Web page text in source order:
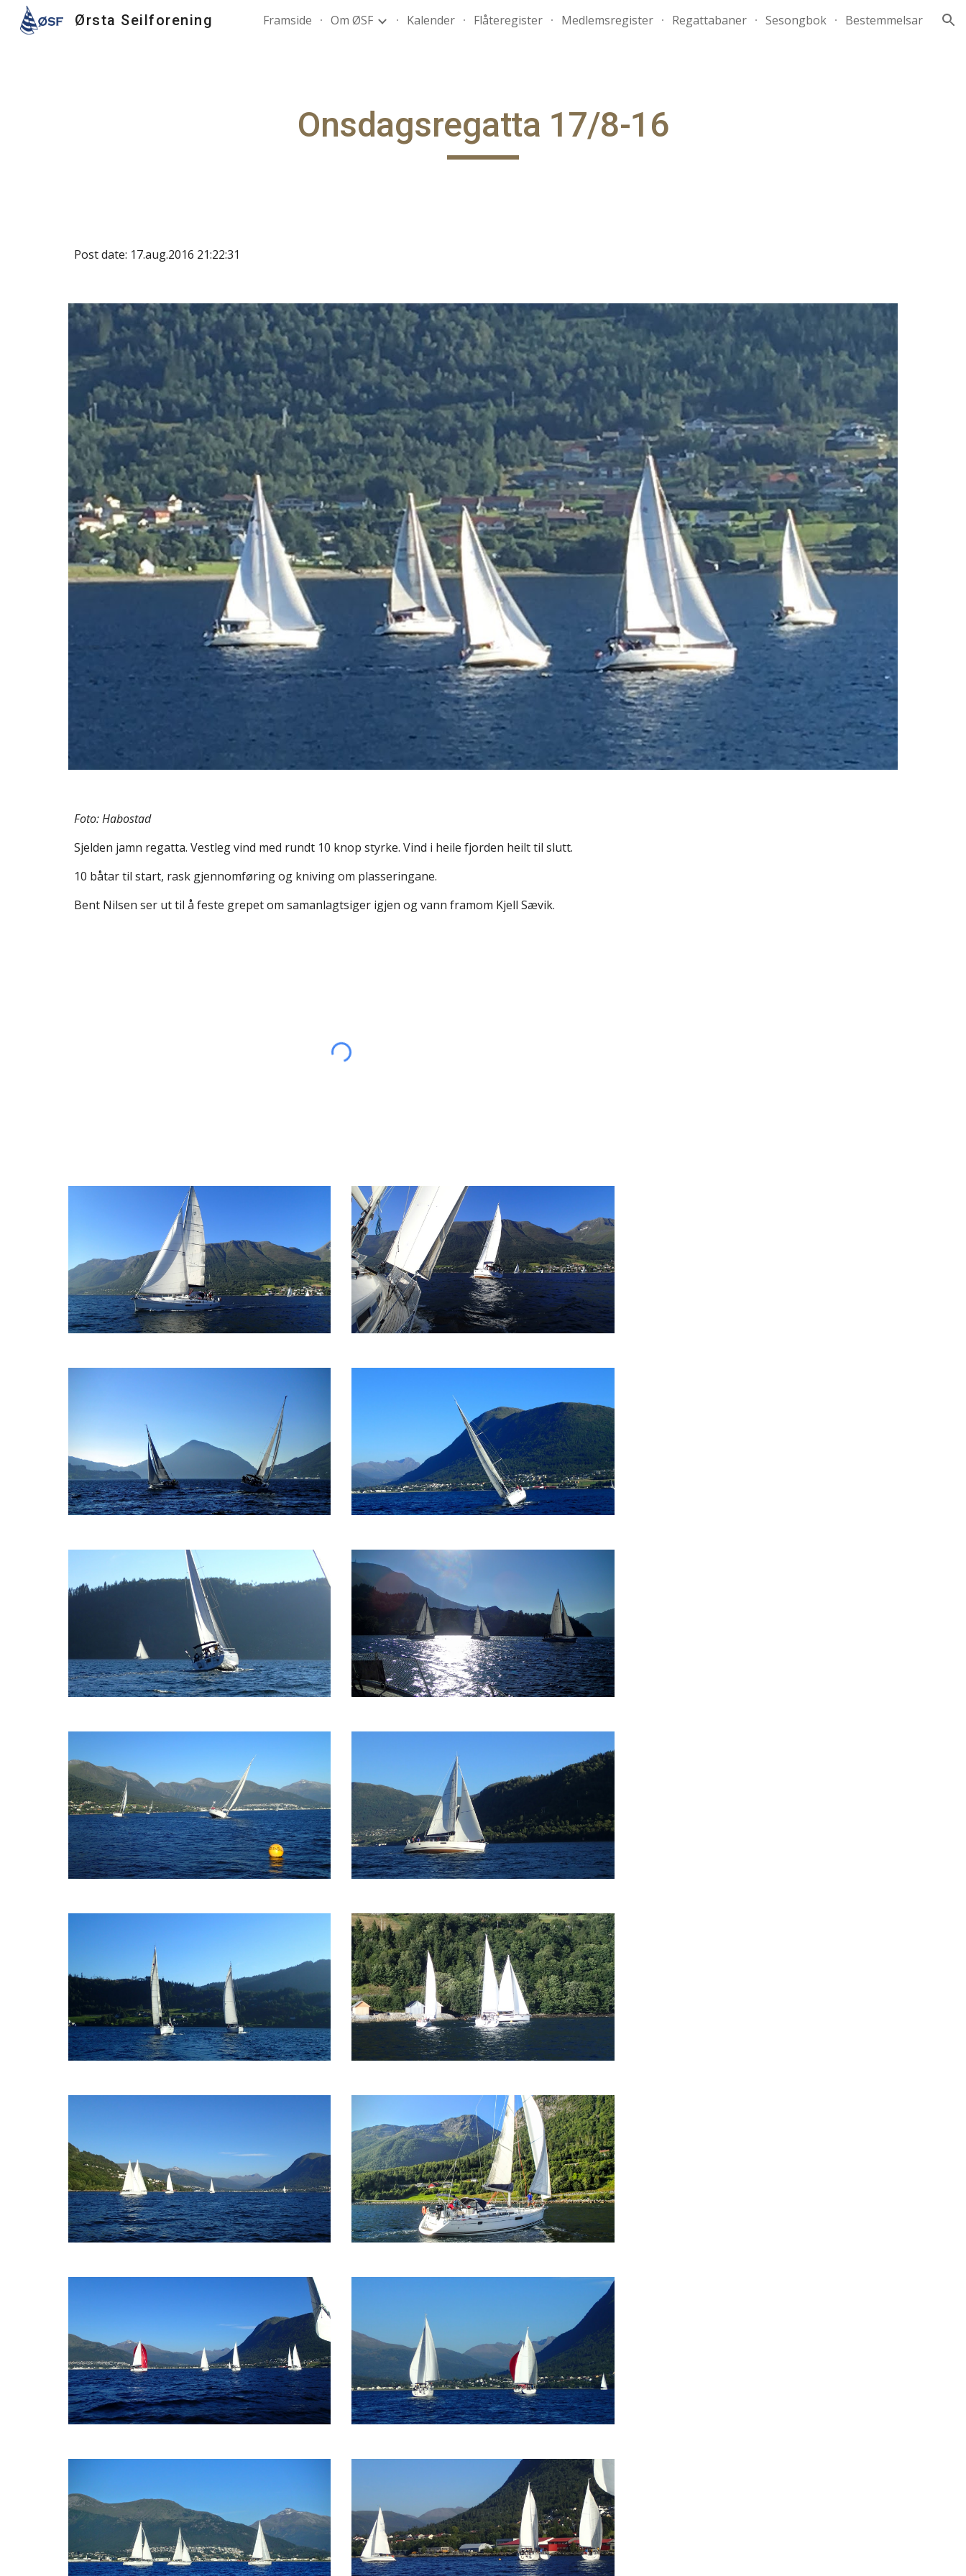
Skip to main content Skip to navigation
Ørsta Seilforening Framside Om ØSF Kalender Flåteregister Medlemsregister Regattabaner Sesongbok Bestemmelsar
Onsdagsregatta 17/8-16
Post date: 17.aug.2016 21:22:31
Foto: Habostad
Sjelden jamn regatta. Vestleg vind med rundt 10 knop styrke. Vind i heile fjorden heilt til slutt.
10 båtar til start, rask gjennomføring og kniving om plasseringane.
Bent Nilsen ser ut til å feste grepet om samanlagtsiger igjen og vann framom Kjell Sævik.